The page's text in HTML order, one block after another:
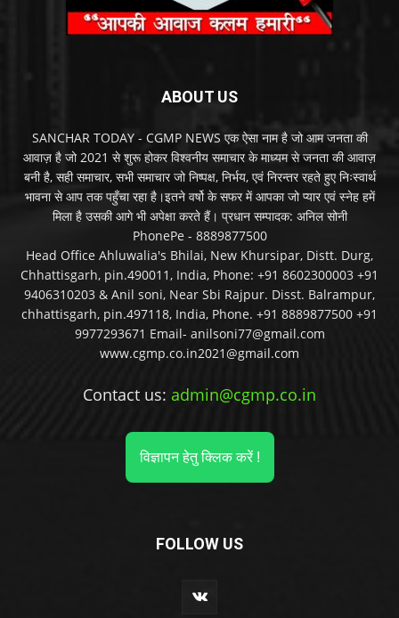
ABOUT US
SANCHAR TODAY - CGMP NEWS एक ऐसा नाम है जो आम जनता की
आवाज़ है जो 2021 से शुरू होकर विश्वनीय समाचार के माध्यम से जनता की आवाज़
बनी है, सही समाचार, सभी समाचार जो निष्पक्ष, निर्भय, एवं निरन्तर रहते हुए निःस्वार्थ
भावना से आप तक पहुँचा रहा है।इतने वर्षो के सफर में आपका जो प्यार एवं स्नेह हमें
मिला है उसकी आगे भी अपेक्षा करते हैं। प्रधान सम्पादक: अनिल सोनी
PhonePe - 8889877500
Head Office Ahluwalia's Bhilai, New Khursipar, Distt. Durg,
Chhattisgarh, pin.490011, India, Phone: +91 8602300003 +91
9406310203 & Anil soni, Near Sbi Rajpur. Disst. Balrampur,
chhattisgarh, pin.497118, India, Phone. +91 8889877500 +91
9977293671 Email- anilsoni77@gmail.com
www.cgmp.co.in2021@gmail.com
Contact us: admin@cgmp.co.in
विज्ञापन हेतु क्लिक करें !
FOLLOW US